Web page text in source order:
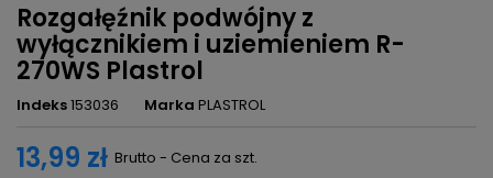
Rozgałęźnik podwójny z
wyłącznikiem i uziemieniem R-
270WS Plastrol
Indeks153036 Marka PLASTROL
13,99 zł Brutto - Cena za szt.